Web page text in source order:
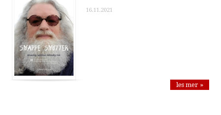
16.11.2021
les mer »